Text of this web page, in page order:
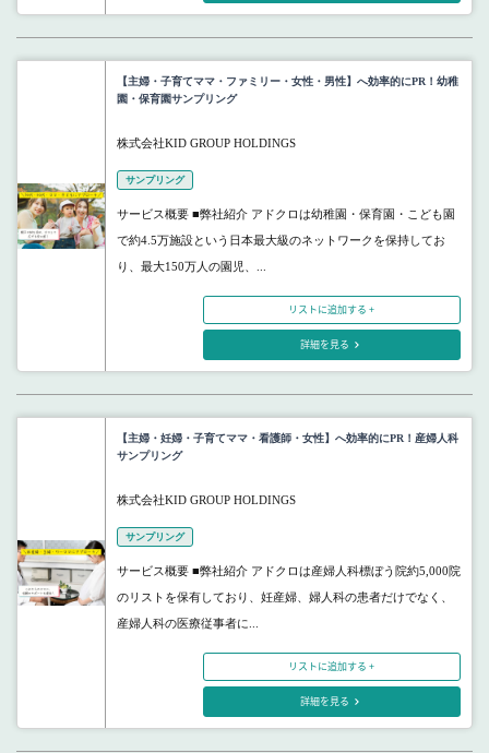
【主婦・子育てママ・ファミリー・女性・男性】へ効率的にPR！幼稚
園・保育園サンプリング
株式会社KID GROUP HOLDINGS
サンプリング
サービス概要 ■弊社紹介 アドクロは幼稚園・保育園・こども園
で約4.5万施設という日本最大級のネットワークを保持してお
り、最大150万人の園児、...
リストに追加する +
詳細を見る
【主婦・妊婦・子育てママ・看護師・女性】へ効率的にPR！産婦人科
サンプリング
株式会社KID GROUP HOLDINGS
サンプリング
サービス概要 ■弊社紹介 アドクロは産婦人科標ぼう院約5,000院
のリストを保有しており、妊産婦、婦人科の患者だけでなく、
産婦人科の医療従事者に...
リストに追加する +
詳細を見る